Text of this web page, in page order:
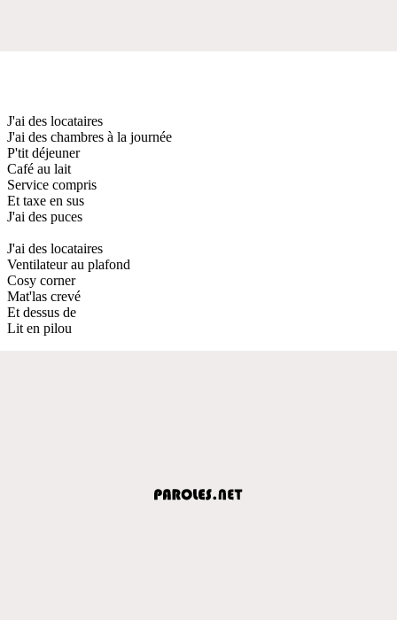
J'ai des locataires
J'ai des chambres à la journée
P'tit déjeuner
Café au lait
Service compris
Et taxe en sus
J'ai des puces
J'ai des locataires
Ventilateur au plafond
Cosy corner
Mat'las crevé
Et dessus de
Lit en pilou